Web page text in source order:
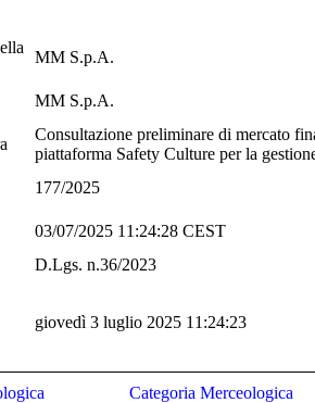
MM S.p.A.
MM S.p.A.
Consultazione preliminare di mercato
piattaforma Safety Culture per la
177/2025
03/07/2025 11:24:28 CEST
D.Lgs. n.36/2023
giovedì 3 luglio 2025 11:24:23
Categoria Merceologica